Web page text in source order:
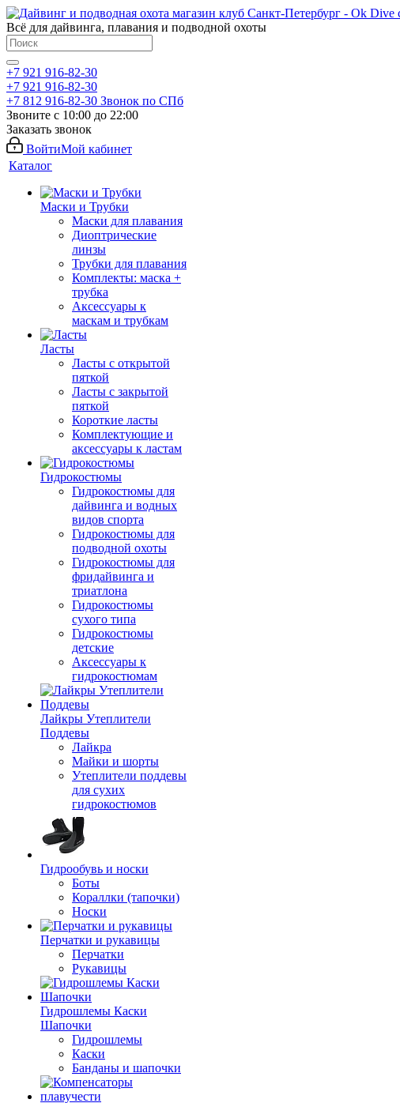
Всё для дайвинга, плавания и подводной охоты
+7 921 916-82-30
+7 921 916-82-30
+7 812 916-82-30 Звонок по СПб
Звоните с 10:00 до 22:00
Заказать звонок
ВойтиМой кабинет
Каталог
Маски и Трубки
Маски для плавания
Диоптрические
линзы
Трубки для плавания
Комплекты: маска +
трубка
Аксессуары к
маскам и трубкам
Ласты
Ласты с открытой
пяткой
Ласты с закрытой
пяткой
Короткие ласты
Комплектующие и
аксессуары к ластам
Гидрокостюмы
Гидрокостюмы для
дайвинга и водных
видов спорта
Гидрокостюмы для
подводной охоты
Гидрокостюмы для
фридайвинга и
триатлона
Гидрокостюмы
сухого типа
Гидрокостюмы
детские
Аксессуары к
гидрокостюмам
Лайкры Утеплители
Поддевы
Лайкра
Майки и шорты
Утеплители поддевы
для сухих
гидрокостюмов
Гидрообувь и носки
Боты
Кораллки (тапочки)
Носки
Перчатки и рукавицы
Перчатки
Рукавицы
Гидрошлемы Каски
Шапочки
Гидрошлемы
Каски
Банданы и шапочки